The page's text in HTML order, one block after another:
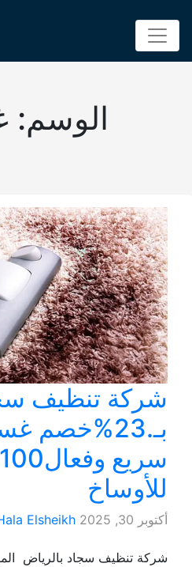
الوسم:
تنظيف سجاد
بـ.23%خصم
سريع
Hala Elsheikh
تنظيف سجاد بالرياض الموكيت